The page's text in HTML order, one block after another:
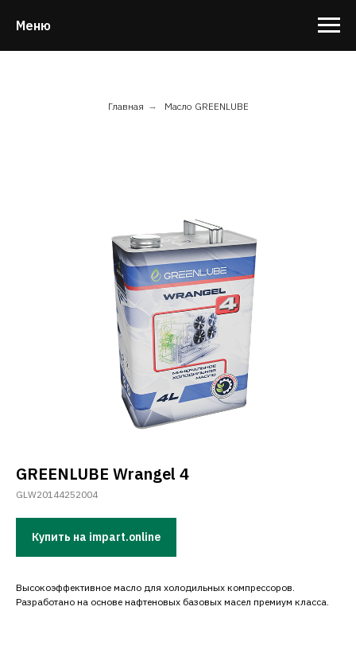
Меню
Главная → Масло GREENLUBE
GREENLUBE Wrangel 4
GLW20144252004
Купить на impart.online
Высокоэффективное масло для холодильных компрессоров.
Pазработано на основе нафтеновых базовых масел премиум класса.